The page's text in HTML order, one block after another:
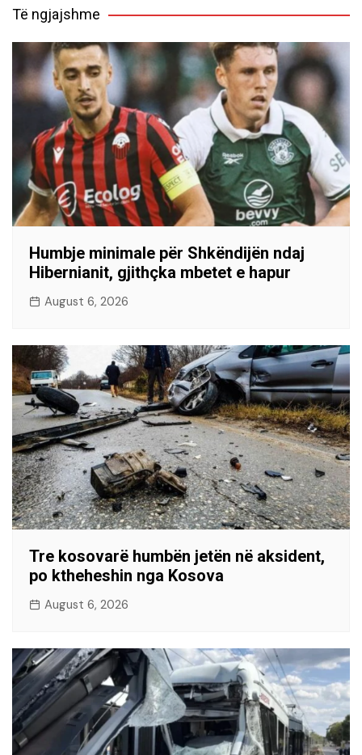
Të ngjajshme
Humbje minimale për Shkëndijën ndaj
Hibernianit, gjithçka mbetet e hapur
August 6, 2026
Tre kosovarë humbën jetën në aksident,
po ktheheshin nga Kosova
August 6, 2026